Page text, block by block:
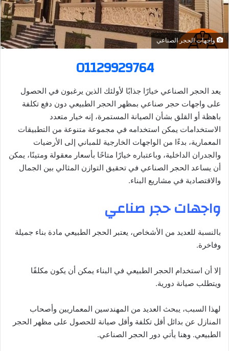
إ
ل
ك
ت
ي
ا
واجهات الحجر الصناعي
01129929764
يعد الحجر الصناعي خيارًا جذابًا لأولئك الذين يرغبون في الحصول
على واجهات حجر صناعي بمظهر الحجر الطبيعي دون دفع تكلفة
باهظة أو القلق بشأن الصيانة المستمرة، إنه خيار متعدد
الاستخدامات يمكن استخدامه في مجموعة متنوعة من التطبيقات
المعمارية، بدءًا من الواجهات الخارجية للمباني إلى الأرضيات
والجدران الداخلية، وباعتباره خيارًا متاحًا بأسعار معقولة ومتينًا، يمكن
أن يساعد الحجر الصناعي في تحقيق التوازن المثالي بين الجمال
والاقتصادية في مشاريع البناء.
واجهات حجر صناعي
بالنسبة للعديد من الأشخاص، يعتبر الحجر الطبيعي مادة بناء جميلة
وفاخرة.
إلا أن استخدام الحجر الطبيعي في البناء يمكن أن يكون مكلفًا
ويتطلب صيانة دورية.
لهذا السبب، يبحث العديد من المهندسين المعماريين وأصحاب
المنازل عن بدائل أقل تكلفة وأقل صيانة للحصول على مظهر الحجر
الطبيعي. وهنا يأتي دور الحجر الصناعي.